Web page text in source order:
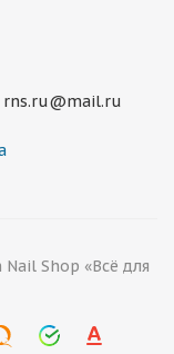
rns.ru@mail.ru
Shop «Всё для